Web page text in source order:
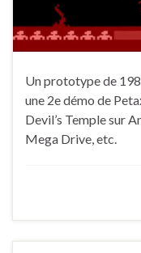
Un prototype de
une 2e démo de
Devil’s Temple sur
Mega Drive, etc.